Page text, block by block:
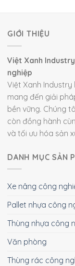
GIỚI THIỆU
Việt Xanh
nghiệp
Việt Xanh Industry
mang đến giải
bền vững. Chúng
còn đồng hành
và tối ưu hóa sản
DANH MỤC SẢN
Xe nâng công
Pallet nhựa công
Thùng nhựa công
Văn phòng
Thùng rác công